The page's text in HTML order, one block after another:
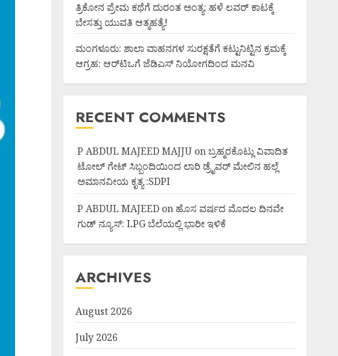
ತ್ರಿಕೋನ ಪ್ರೇಮ ಕಥೆಗೆ ದುರಂತ ಅಂತ್ಯ: ಹಳೆ ಲವರ್ ಕಾಟಕ್ಕೆ
ಬೇಸತ್ತು ಯುವತಿ ಆತ್ಮಹತ್ಯೆ!
ಮಂಗಳೂರು: ಶಾಲಾ ವಾಹನಗಳ ಸುರಕ್ಷತೆಗೆ ಕಟ್ಟುನಿಟ್ಟಿನ ಕ್ರಮಕ್ಕೆ
ಆಗ್ರಹ: ಆರ್‌ಟಿಒಗೆ ಜೆಡಿಎಸ್ ನಿಯೋಗದಿಂದ ಮನವಿ
RECENT COMMENTS
P ABDUL MAJEED MAJJUonಬ್ರಹ್ಮರಕೊಟ್ಲು ವಿವಾದಿತ
ಟೋಲ್ ಗೇಟ್ ಸಿಬ್ಬಂದಿಯಿಂದ ಲಾರಿ ಡ್ರೈವರ್ ಮೇಲಿನ ಹಲ್ಲೆ
ಅಮಾನವೀಯ ಕೃತ್ಯ :SDPI
P ABDUL MAJEEDon ಹೊಸ ವರ್ಷದ ಮೊದಲ ದಿನವೇ
ಗುಡ್ ನ್ಯೂಸ್: LPG ಬೆಲೆಯಲ್ಲಿ ಭಾರೀ ಇಳಿಕೆ
ARCHIVES
August 2026
July 2026